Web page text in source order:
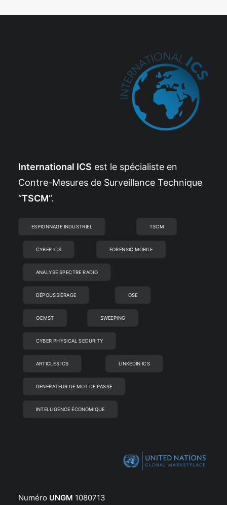
International ICS est le spécialiste en
Contre-Mesures de Surveillance Technique
“TSCM“.
ESPIONNAGE INDUSTRIEL TSCM
CYBER ICS FORENSIC MOBILE
ANALYSE SPECTRE RADIO
DÉPOUSSIÉRAGE OSE
OCMST SWEEPING
CYBER PHYSICAL SECURITY
ARTICLES ICS LINKEDIN ICS
GENERATEUR DE MOT DE PASSE
INTELLIGENCE ÉCONOMIQUE
Numéro UNGM 1080713